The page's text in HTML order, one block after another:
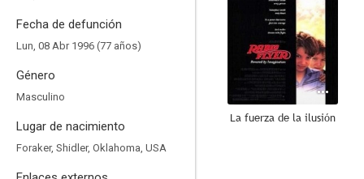
Fecha de defunción
Lun, 08 Abr 1996 (77 años)
Género
Masculino
Lugar de nacimiento
Foraker, Shidler, Oklahoma, USA
La fuerza de la ilusión